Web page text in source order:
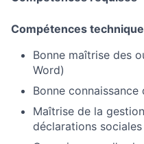
Compétences
Bonne maîtrise des
Word)
Bonne
Maîtrise de la
déclarations sociales